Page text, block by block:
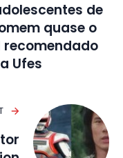
de
quase o
recomendado
Ufes